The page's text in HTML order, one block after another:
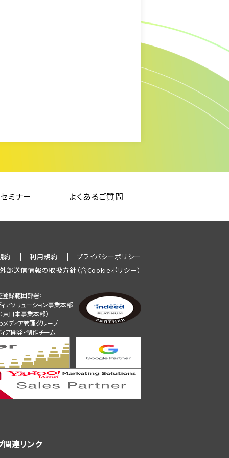
セミナー よくあるご質問
約 利用規約
プライバシーポリシー
外部送信情報の取扱方針（含Cookieポリシー）
登録範囲部署：
アソリューション事業本部
東日本事業本部）
メディア管理グループ
ア開発・制作チーム
関連リンク